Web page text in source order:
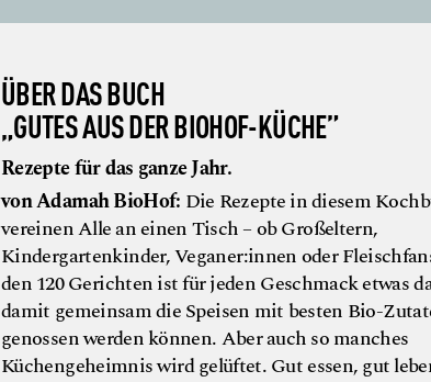
ÜBER DAS BUCH
„GUTES AUS DER BIOHOF-KÜCHE”
Rezepte für das ganze Jahr.
von Adamah BioHof: Die Rezepte in diesem
vereinen Alle an einen Tisch – ob Großeltern,
Kindergartenkinder, Veganer:innen oder
den 120 Gerichten ist für jeden Geschmack etwas
damit gemeinsam die Speisen mit besten Bio-
genossen werden können. Aber auch so manches
Küchengeheimnis wird gelüftet. Gut essen, gut